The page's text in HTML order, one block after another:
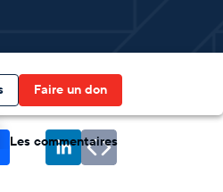
Faire un don
Les commentaires